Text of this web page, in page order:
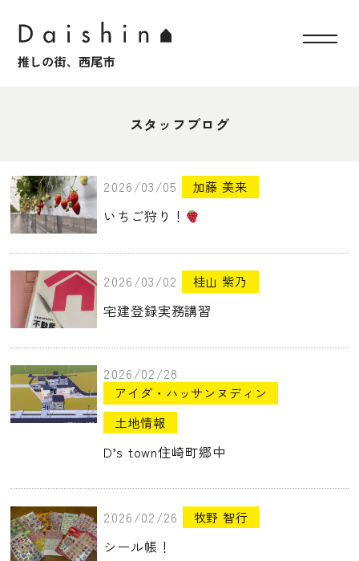
スタッフブログ
2026/03/05 加藤 美来
いちご狩り！
2026/03/02 桂山 紫乃
宅建登録実務講習
2026/02/28
アイダ・ハッサンヌディン
土地情報
D’s town住崎町郷中
2026/02/26 牧野 智行
シール帳！